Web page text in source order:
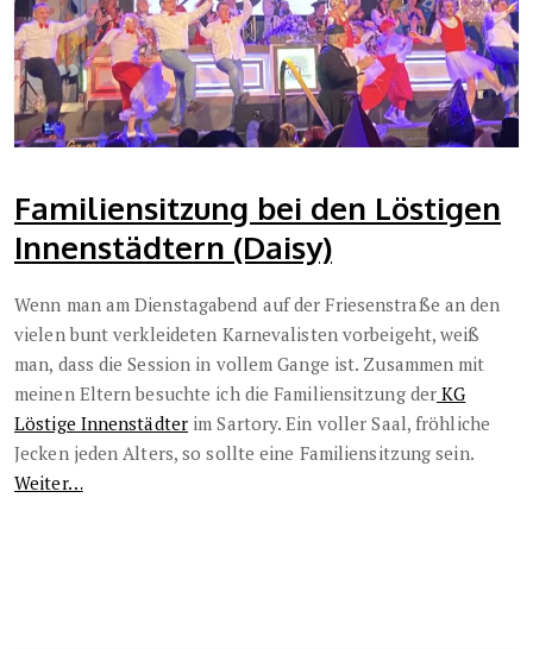
Familiensitzung bei den Löstigen
Innenstädtern (Daisy)
Wenn man am Dienstagabend auf der Friesenstraße an den
vielen bunt verkleideten Karnevalisten vorbeigeht, weiß
man, dass die Session in vollem Gange ist. Zusammen mit
meinen Eltern besuchte ich die Familiensitzung der KG
Löstige Innenstädter im Sartory. Ein voller Saal, fröhliche
Jecken jeden Alters, so sollte eine Familiensitzung sein.
Weiter…